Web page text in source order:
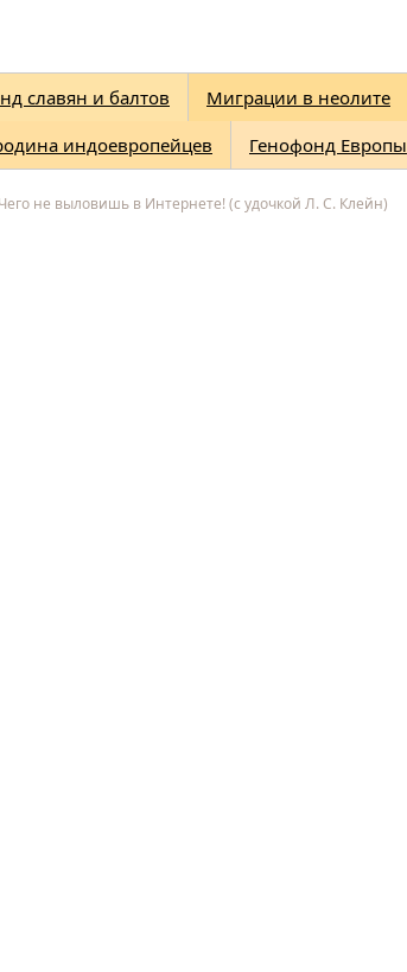
славян и балтов
Миграции в неолите
индоевропейцев Генофонд Европы
Чего не выловишь в Интернете! (c удочкой Л. C. Клейн)